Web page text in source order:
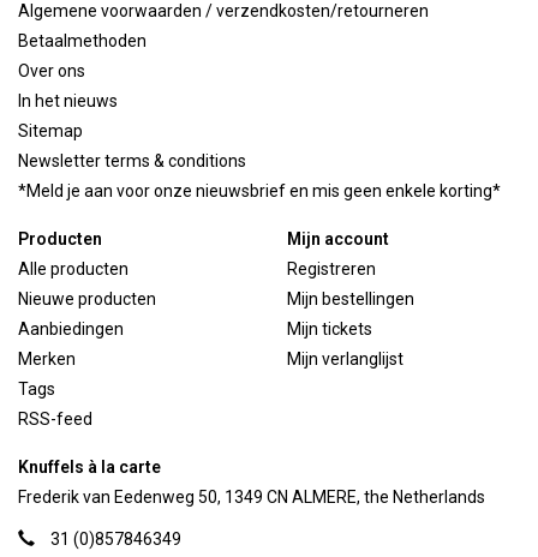
Algemene voorwaarden / verzendkosten/retourneren
Betaalmethoden
Over ons
In het nieuws
Sitemap
Newsletter terms & conditions
*Meld je aan voor onze nieuwsbrief en mis geen enkele korting*
Producten
Alle producten
Nieuwe producten
Aanbiedingen
Merken
Tags
RSS-feed
Mijn account
Registreren
Mijn bestellingen
Mijn tickets
Mijn verlanglijst
Knuffels à la carte
Frederik van Eedenweg 50, 1349 CN ALMERE, the Netherlands
31 (0)857846349